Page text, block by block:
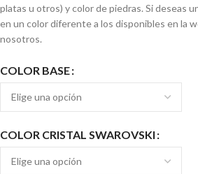
platas u otros) y color de piedras. Si deseas
en un color diferente a los disponibles en la
nosotros.
COLOR BASE
COLOR CRISTAL SWAROVSKI